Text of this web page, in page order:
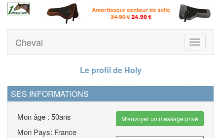
Toggle
Cheval
Le profil de Holy
SES INFORMATIONS
Mon âge : 50ans
Mon Pays: France
M'envoyer un message privé